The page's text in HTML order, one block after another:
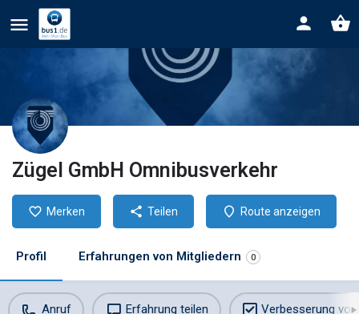
Zügel GmbH Omnibusverkehr
Merken Teilen Route anzeigen
Profil Erfahrungen von Mitgliedern 0
Anruf Erfahrung teilen Verbesserung